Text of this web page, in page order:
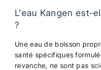
L'eau Kangen est-
?
Une eau de boisson
santé spécifiques
revanche, ne sont pas